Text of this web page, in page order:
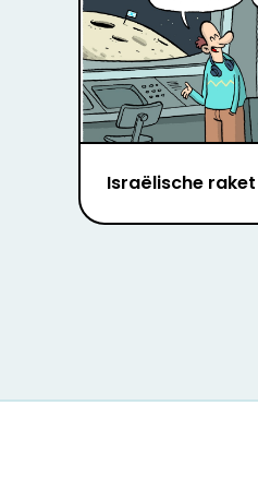
Israëlische raket